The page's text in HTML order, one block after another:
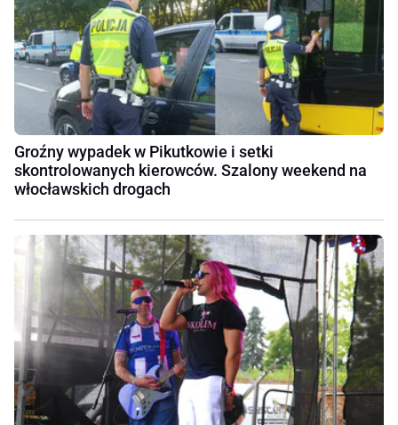
Groźny wypadek w Pikutkowie i setki
skontrolowanych kierowców. Szalony weekend na
włocławskich drogach